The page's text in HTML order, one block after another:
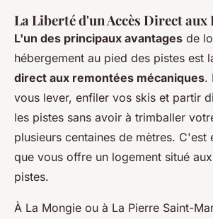
La Liberté d'un Accès Direct aux
L'un des principaux avantages de
hébergement au pied des pistes est
direct aux remontées mécaniques.
vous lever, enfiler vos skis et partir
les pistes sans avoir à trimballer
plusieurs centaines de mètres. C'est
que vous offre un logement situé
pistes.
À La Mongie ou à La Pierre Saint-